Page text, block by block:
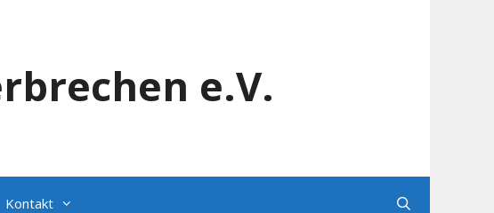
e.V.
Kontakt